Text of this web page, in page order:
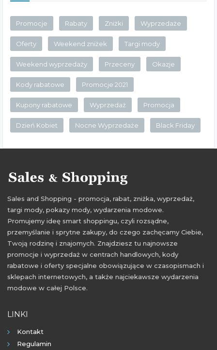
Promocje Rabaty Zniżki Wyprzedaże
Oferty Weekend zniżek Targi mody
Weekend wyprzedaży Przeceny Okazje
Kody rabatowe Promocje 2021
Kupony rabatowe Wyprzedaż Promocja
Dzień Kobiet Nocne Wyprzedaże Black Friday
Sales and Shopping - promocja, rabat, zniżka, wyprzedaż,
targi mody, pokazy mody, wydarzenia modowe.
Promujemy ideę smart shoppingu, czyli rozsądne,
przemyślanie i sprytne zakupy, do czego zachęcamy Ciebie,
Twoją rodzinę i znajomych. Znajdziesz tu najnowsze
promocje i wyprzedaż w centrach handlowych, kody
rabatowe i oferty specjalne obowiązujące w czasopismach i
sklepach internetowych, a także najciekawsze wydarzenia
modowe w całej Polsce.
LINKI
Kontakt
Regulamin